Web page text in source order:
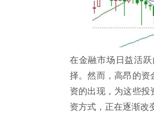
在金融市场日益活
择。然而，高昂的资
资的出现，为这些投
资方式，正在逐渐改